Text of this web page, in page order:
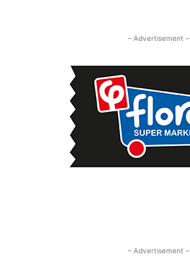
– Advertisement –
– Advertisement –